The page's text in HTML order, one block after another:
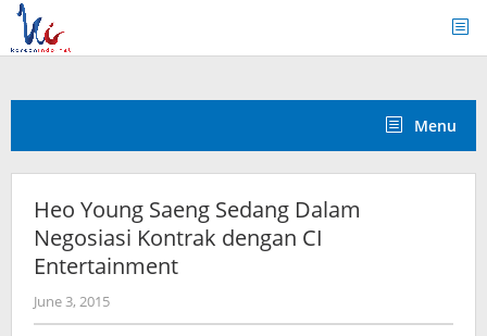
Skip
content
Menu
Heo Young Saeng Sedang Dalam
Negosiasi Kontrak dengan CI
Entertainment
June 3, 2015by
Koreanindo